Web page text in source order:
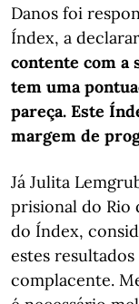
Danos foi
Índex, a
contente com a
tem uma
pareça. Este
margem de
Já Julita
prisional do Rio
do Índex,
estes
complacente.